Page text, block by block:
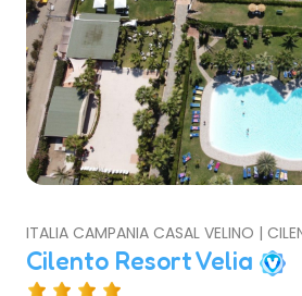
ITALIA CAMPANIA CASAL VELINO |
Cilento Resort Velia